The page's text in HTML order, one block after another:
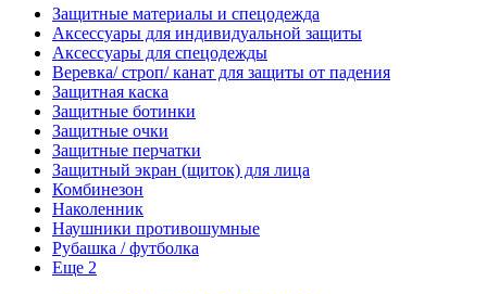
Защитные материалы и спецодежда
Аксессуары для индивидуальной защиты
Аксессуары для спецодежды
Веревка/ строп/ канат для защиты от падения
Защитная каска
Защитные ботинки
Защитные очки
Защитные перчатки
Защитный экран (щиток) для лица
Комбинезон
Наколенник
Наушники противошумные
Рубашка / футболка
Еще 2